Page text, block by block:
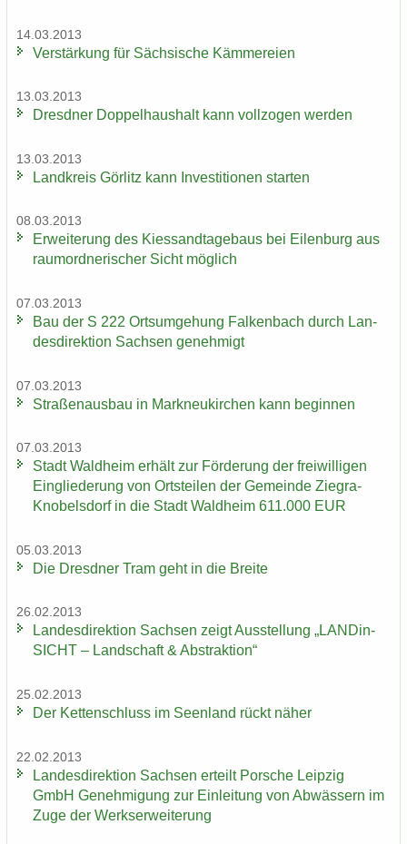
14.03.2013
Ver­stär­kung für Säch­si­sche Käm­me­rei­en
13.03.2013
Dresd­ner Dop­pel­haus­halt kann voll­zo­gen wer­den
13.03.2013
Land­kreis Gör­litz kann In­ves­ti­tio­nen star­ten
08.03.2013
Er­wei­te­rung des Kies­sand­ta­ge­baus bei Ei­len­burg aus
raum­ord­ne­ri­scher Sicht mög­lich
07.03.2013
Bau der S 222 Orts­um­ge­hung Fal­ken­bach durch Lan­
des­di­rek­ti­on Sach­sen ge­neh­migt
07.03.2013
Stra­ßen­aus­bau in Mark­neu­kir­chen kann be­gin­nen
07.03.2013
Stadt Wald­heim er­hält zur För­de­rung der frei­wil­li­gen
Ein­glie­de­rung von Orts­tei­len der Ge­mein­de Ziegra-​
Knobelsdorf in die Stadt Wald­heim 611.000 EUR
05.03.2013
Die Dresd­ner Tram geht in die Brei­te
26.02.2013
Lan­des­di­rek­ti­on Sach­sen zeigt Aus­stel­lung „LAN­Din­
SICHT – Land­schaft & Abs­trak­ti­on“
25.02.2013
Der Ket­ten­schluss im Se­en­land rückt näher
22.02.2013
Lan­des­di­rek­ti­on Sach­sen er­teilt Por­sche Leip­zig
GmbH Ge­neh­mi­gung zur Ein­lei­tung von Ab­wäs­sern im
Zuge der Werks­er­wei­te­rung